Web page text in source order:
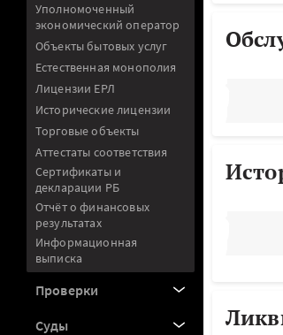
Уполномоченный
экономический оператор
Объекты бытовых услуг
Естественная монополия
Лицензии ЕРЛ
Исторические лицензии
Торговые объекты
Аттестаты соответствия
Сертификаты и
декларации РБ
Отчёт о финансовых
результатах
Информационная
выписка
Проверки
Суды